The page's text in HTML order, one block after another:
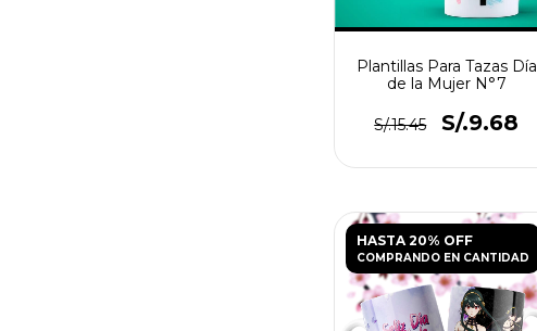
Plantillas Para Tazas Día
de la Mujer N°7
S/.15.45 S/.9.68
HASTA 20% OFF
COMPRANDO EN CANTIDAD